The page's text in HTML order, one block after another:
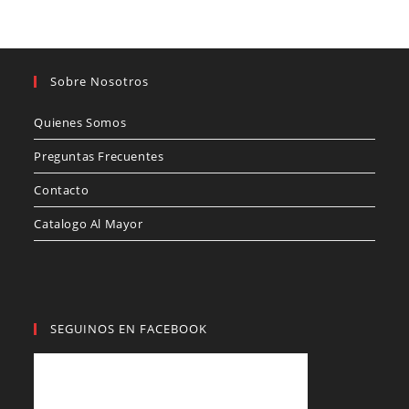
Sobre Nosotros
Quienes Somos
Preguntas Frecuentes
Contacto
Catalogo Al Mayor
SEGUINOS EN FACEBOOK